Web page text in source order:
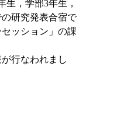
，学部3年生，
の研究発表合宿で
ッション」の課
行なわれまし